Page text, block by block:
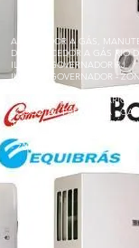
AQUECEDOR A GÁS,
DE AQUECEDOR A GÁS RIO
ILHA DO GOVERNADOR RJ
ILHA DO GOVERNADOR -
BONSUCESSO - BANCÁRIOS
- COCOTÁ - FREGUESIA -
JARDIM CARIOCA - MARÉ -
PORTUGUESA - PRAIA DA
- ZUMBI